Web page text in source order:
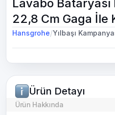
Lavabo
22,8 Cm Gaga İle
Hansgrohe/Yılbaşı
Ürün Detayı
Ürün Hakkında